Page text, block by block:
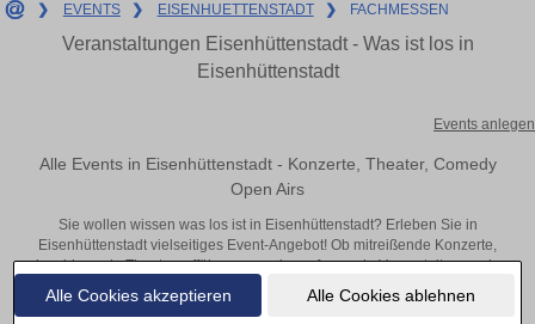
Alle Cookies akzeptieren Alle Cookies ablehnen
❯ EVENTS ❯ EISENHUETTENSTADT ❯ FACHMESSEN
Veranstaltungen Eisenhüttenstadt - Was ist los in
Eisenhüttenstadt
Events anlegen
Alle Events in Eisenhüttenstadt - Konzerte, Theater, Comedy
Open Airs
Sie wollen wissen was los ist in Eisenhüttenstadt? Erleben Sie in
Eisenhüttenstadt vielseitiges Event-Angebot! Ob mitreißende Konzerte,
inspirierende Theateraufführungen oder aufregende Veranstaltungen in
Eisenhüttenstadt – hier finden alles im Überblick und Tickets.